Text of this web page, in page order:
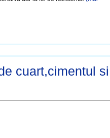
cuart,cimentul si